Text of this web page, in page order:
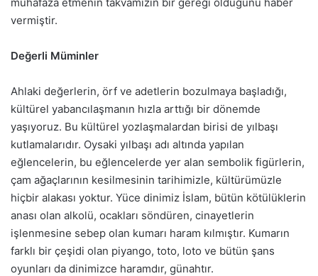
vermiştir.
Değerli Müminler
Ahlaki değerlerin, örf ve adetlerin bozulmaya başladığı,
kültürel yabancılaşmanın hızla arttığı bir dönemde
yaşıyoruz. Bu kültürel yozlaşmalardan birisi de yılbaşı
kutlamalarıdır. Oysaki yılbaşı adı altında yapılan
eğlencelerin, bu eğlencelerde yer alan sembolik figürlerin,
çam ağaçlarının kesilmesinin tarihimizle, kültürümüzle
hiçbir alakası yoktur. Yüce dinimiz İslam, bütün kötülüklerin
anası olan alkolü, ocakları söndüren, cinayetlerin
işlenmesine sebep olan kumarı haram kılmıştır. Kumarın
farklı bir çeşidi olan piyango, toto, loto ve bütün şans
oyunları da dinimizce haramdır, günahtır.